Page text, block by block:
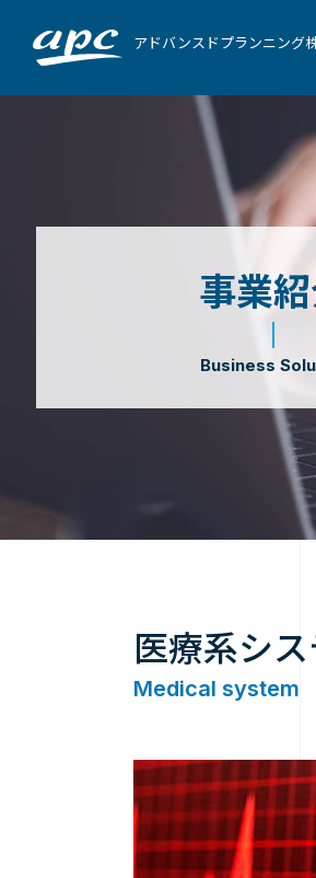
アドバンスドプランニング
事業
Business
医療系シ
Medical system